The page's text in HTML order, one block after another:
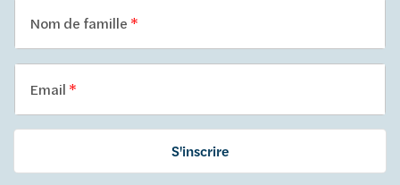
Nom de famille
Email
S'inscrire